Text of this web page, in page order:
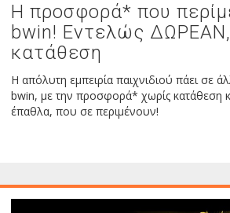
Η προσφορά* που
bwin! Εντελώς
κατάθεση
Η απόλυτη εμπειρία παιχνιδιού πάει σε
bwin, με την προσφορά* χωρίς κατάθεση
έπαθλα, που σε περιμένουν!